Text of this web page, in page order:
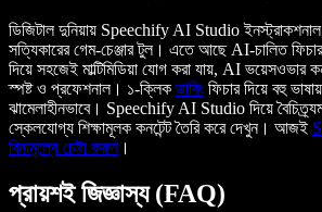
ডিজিটাল দুনিয়ায় Speechify AI Studio ইনস্ট্রাকশনাল
সত্যিকারের গেম-চেঞ্জার টুল। এতে আছে AI-চালিত
দিয়ে সহজেই মাল্টিমিডিয়া যোগ করা যায়, AI ভয়েসওভার
স্পষ্ট ও প্রফেশনাল। ১-ক্লিক ডাবিং ফিচার দিয়ে বহু
ঝামেলাহীনভাবে। Speechify AI Studio দিয়ে
স্কেলযোগ্য শিক্ষামূলক কনটেন্ট তৈরি করে দেখুন। আজই
বিনামূল্যে চেষ্টা করুন।
প্রায়শই জিজ্ঞাস্য (FAQ)